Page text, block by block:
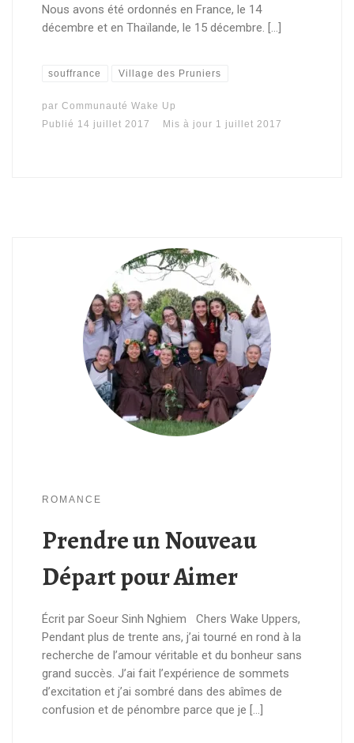
Nous avons été ordonnés en France, le 14
décembre et en Thaïlande, le 15 décembre. […]
souffrance Village des Pruniers
par Communauté Wake Up
Publié 14 juillet 2017 Mis à jour 1 juillet 2017
ROMANCE
Prendre un Nouveau
Départ pour Aimer
Écrit par Soeur Sinh Nghiem Chers Wake Uppers,
Pendant plus de trente ans, j’ai tourné en rond à la
recherche de l’amour véritable et du bonheur sans
grand succès. J’ai fait l’expérience de sommets
d’excitation et j’ai sombré dans des abîmes de
confusion et de pénombre parce que je […]